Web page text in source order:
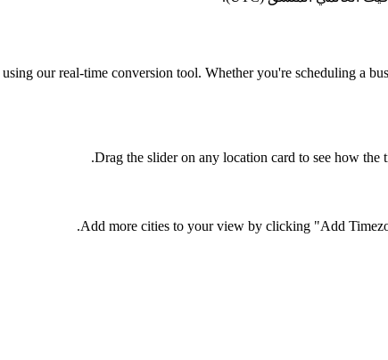
using our real-time conversion tool. Whether you're scheduling a
Drag the slider on any location card to see how
Add more cities to your view by clicking "Add